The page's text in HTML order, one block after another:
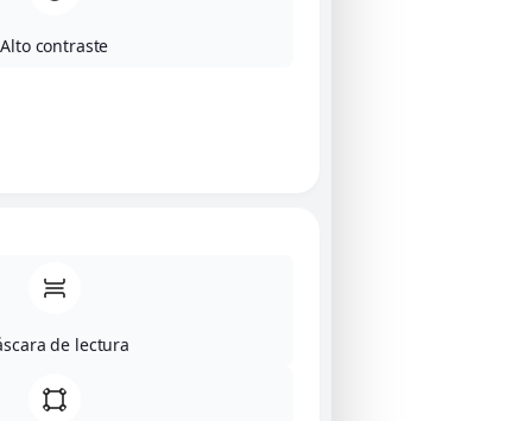
Alto contraste
de lectura